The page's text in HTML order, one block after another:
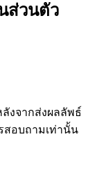
ส่วนตัว
งจากส่งผลลัพธ์
สอบถามเท่านั้น